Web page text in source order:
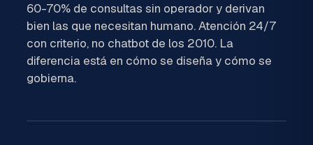
60-70% de consultas sin operador y derivan
bien las que necesitan humano. Atención 24/7
con criterio, no chatbot de los 2010. La
diferencia está en cómo se diseña y cómo se
gobierna.